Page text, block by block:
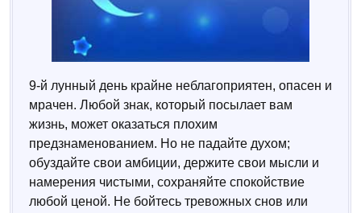
9-й лунный день крайне неблагоприятен, опасен и
мрачен. Любой знак, который посылает вам
жизнь, может оказаться плохим
предзнаменованием. Но не падайте духом;
обуздайте свои амбиции, держите свои мысли и
намерения чистыми, сохраняйте спокойствие
любой ценой. Не бойтесь тревожных снов или